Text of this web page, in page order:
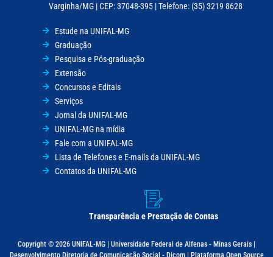
Varginha/MG | CEP: 37048-395 | Telefone: (35) 3219 8628
Estude na UNIFAL-MG
Graduação
Pesquisa e Pós-graduação
Extensão
Concursos e Editais
Serviços
Jornal da UNIFAL-MG
UNIFAL-MG na mídia
Fale com a UNIFAL-MG
Lista de Telefones e E-mails da UNIFAL-MG
Contatos da UNIFAL-MG
Transparência e Prestação de Contas
Copyright © 2026 UNIFAL-MG | Universidade Federal de Alfenas - Minas Gerais |
Desenvolvimento Diretoria de Comunicação Social - Dicom | Plataforma Open Source